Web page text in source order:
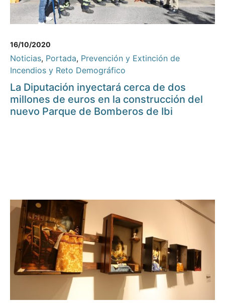
16/10/2020
Noticias, Portada, Prevención y Extinción de
Incendios y Reto Demográfico
La Diputación inyectará cerca de dos
millones de euros en la construcción del
nuevo Parque de Bomberos de Ibi